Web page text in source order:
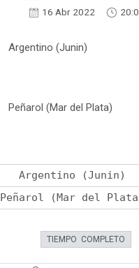
16 Abr 2022
Argentino (Junin)
Peñarol (Mar del Plata)
Argentino (Junin)
Peñarol (Mar del
TIEMPO COMPLETO